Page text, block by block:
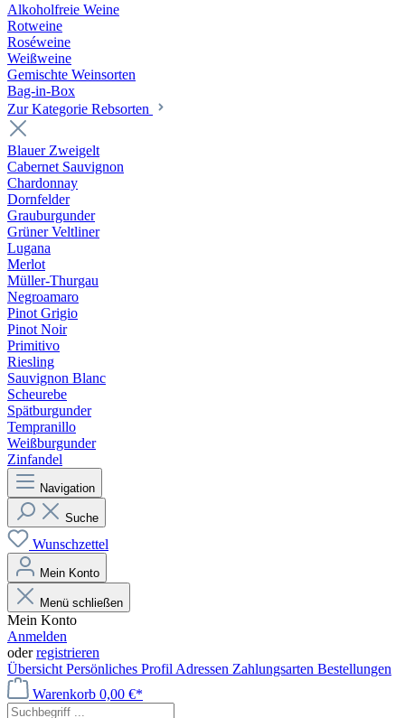
Alkoholfreie Weine
Rotweine
Roséweine
Weißweine
Gemischte Weinsorten
Bag-in-Box
Zur Kategorie Rebsorten
Blauer Zweigelt
Cabernet Sauvignon
Chardonnay
Dornfelder
Grauburgunder
Grüner Veltliner
Lugana
Merlot
Müller-Thurgau
Negroamaro
Pinot Grigio
Pinot Noir
Primitivo
Riesling
Sauvignon Blanc
Scheurebe
Spätburgunder
Tempranillo
Weißburgunder
Zinfandel
Navigation
Suche
Wunschzettel
Mein Konto
Menü schließen
Mein Konto
Anmelden
oderregistrieren
Übersicht Persönliches Profil Adressen Zahlungsarten Bestellungen
Warenkorb 0,00 €*